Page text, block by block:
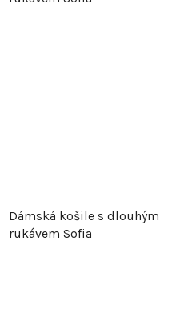
Dámská košile s dlouhým
rukávem Sofia